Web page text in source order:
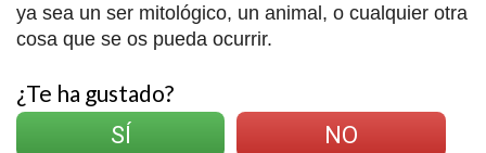
ya sea un ser mitológico, un animal, o cualquier otra
cosa que se os pueda ocurrir.
¿Te ha gustado?
SÍ
NO